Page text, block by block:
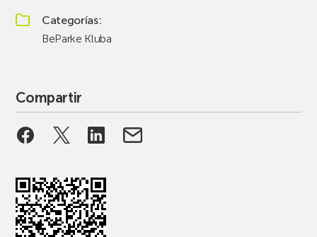
Categorías
BeParke Kluba
Compartir